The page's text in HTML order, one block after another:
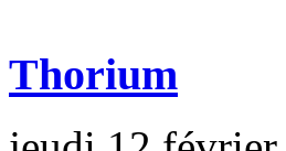
Thorium